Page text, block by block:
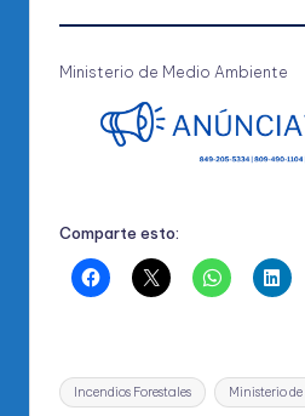
Ministerio de Medio Ambiente
Comparte esto:
Etiquetas:
Incendios Forestales Ministerio